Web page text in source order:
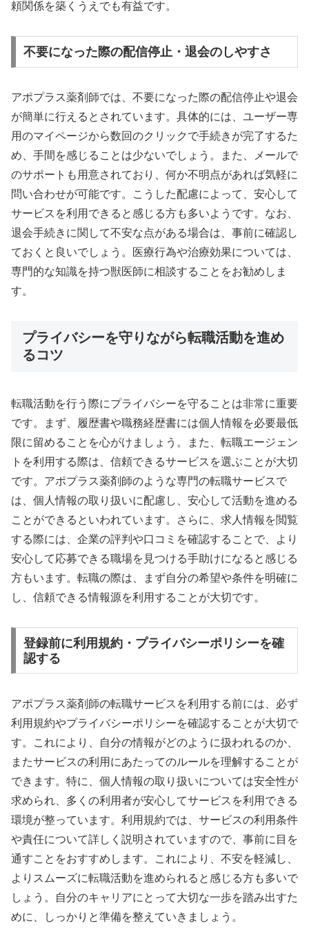
頼関係を築くうえでも有益です。
不要になった際の配信停止・退会のしやすさ
アポプラス薬剤師では、不要になった際の配信停止や退会
が簡単に行えるとされています。具体的には、ユーザー専
用のマイページから数回のクリックで手続きが完了するた
め、手間を感じることは少ないでしょう。また、メールで
のサポートも用意されており、何か不明点があれば気軽に
問い合わせが可能です。こうした配慮によって、安心して
サービスを利用できると感じる方も多いようです。なお、
退会手続きに関して不安な点がある場合は、事前に確認し
ておくと良いでしょう。医療行為や治療効果については、
専門的な知識を持つ獣医師に相談することをお勧めしま
す。
プライバシーを守りながら転職活動を進め
るコツ
転職活動を行う際にプライバシーを守ることは非常に重要
です。まず、履歴書や職務経歴書には個人情報を必要最低
限に留めることを心がけましょう。また、転職エージェン
トを利用する際は、信頼できるサービスを選ぶことが大切
です。アポプラス薬剤師のような専門の転職サービスで
は、個人情報の取り扱いに配慮し、安心して活動を進める
ことができるといわれています。さらに、求人情報を閲覧
する際には、企業の評判や口コミを確認することで、より
安心して応募できる職場を見つける手助けになると感じる
方もいます。転職の際は、まず自分の希望や条件を明確に
し、信頼できる情報源を利用することが大切です。
登録前に利用規約・プライバシーポリシーを確
認する
アポプラス薬剤師の転職サービスを利用する前には、必ず
利用規約やプライバシーポリシーを確認することが大切で
す。これにより、自分の情報がどのように扱われるのか、
またサービスの利用にあたってのルールを理解することが
できます。特に、個人情報の取り扱いについては安全性が
求められ、多くの利用者が安心してサービスを利用できる
環境が整っています。利用規約では、サービスの利用条件
や責任について詳しく説明されていますので、事前に目を
通すことをおすすめします。これにより、不安を軽減し、
よりスムーズに転職活動を進められると感じる方も多いで
しょう。自分のキャリアにとって大切な一歩を踏み出すた
めに、しっかりと準備を整えていきましょう。